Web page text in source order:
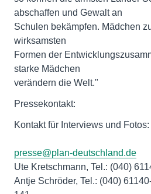
abschaffen und Gewalt an
Schulen bekämpfen. Mädchen
wirksamsten
Formen der
starke Mädchen
verändern die Welt."
Pressekontakt:
Kontakt für Interviews und Fotos:
presse@plan-deutschland.de
Ute Kretschmann, Tel.: (040)
Antje Schröder, Tel.: (040)